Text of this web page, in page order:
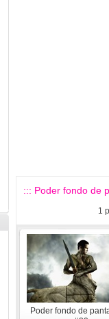
::: Poder fondo de
1
Poder fondo de